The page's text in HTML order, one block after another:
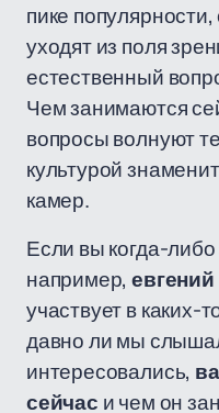
пике
уходят из поля
естественный
Чем занимаются
вопросы волнуют
культурой
камер.
Если вы когда-
например,евгений
участвует в каких-
давно ли мы
интересовались,
сейчас и чем он